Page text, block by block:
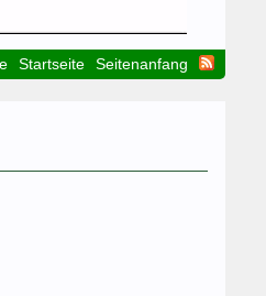
Startseite Seitenanfang